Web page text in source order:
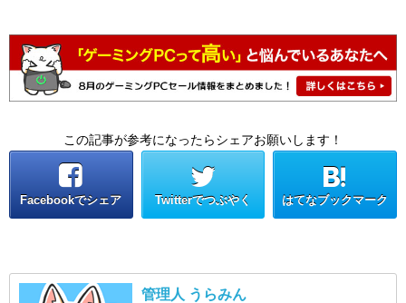
この記事が参考になったらシェアお願いします！
Facebookでシェア Twitterでつぶやく はてなブックマーク
管理人 うらみん